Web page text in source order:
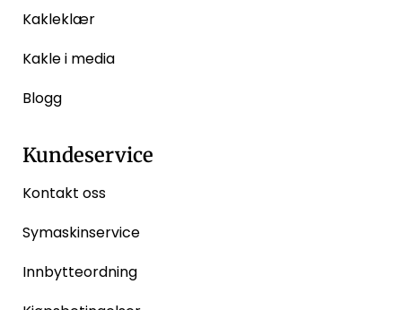
Kakleklær
Kakle i media
Blogg
Kundeservice
Kontakt oss
Symaskinservice
Innbytteordning